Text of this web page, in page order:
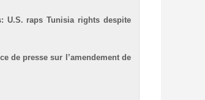
U.S. raps Tunisia rights despite
de presse sur l’amendement de